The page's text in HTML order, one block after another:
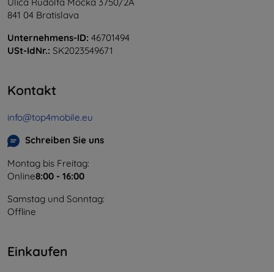
841 04 Bratislava
Unternehmens-ID: 46701494
USt-IdNr.: SK2023549671
Kontakt
info@top4mobile.eu
Schreiben Sie uns
Montag bis Freitag:
Online8:00 - 16:00
Samstag und Sonntag:
Offline
Einkaufen